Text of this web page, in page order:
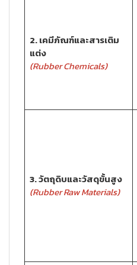
2. เคมีภัณฑ์และสารเติม
แต่ง
(Rubber Chemicals)
3. วัตถุดิบและวัสดุขั้นสูง
(Rubber Raw Materials)